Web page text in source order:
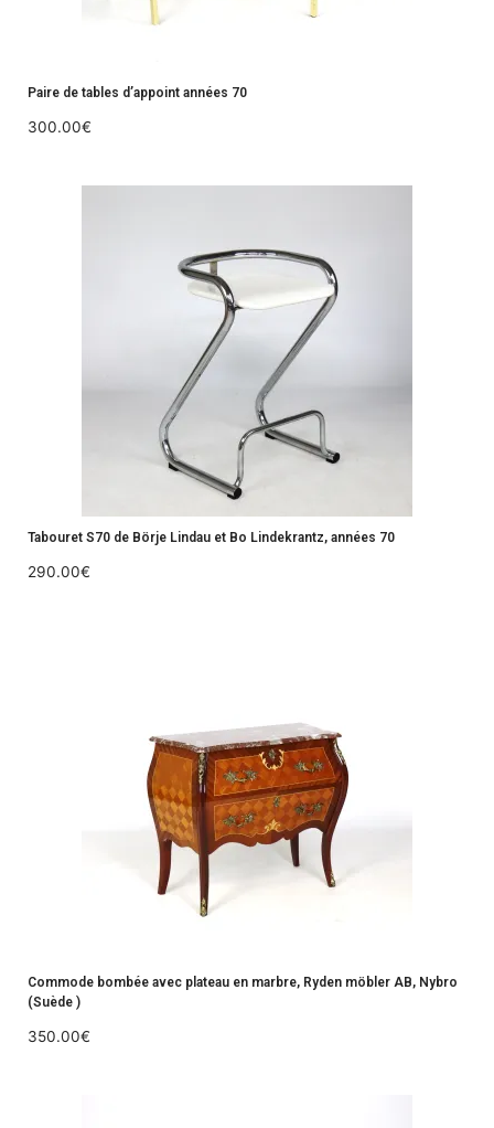
Paire de tables d’appoint années 70
300.00€
Tabouret S70 de Börje Lindau et Bo Lindekrantz, années 70
290.00€
Commode bombée avec plateau en marbre, Ryden möbler AB, Nybro
(Suède )
350.00€